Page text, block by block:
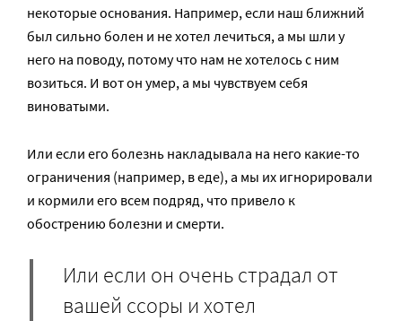
некоторые основания. Например, если наш ближний
был сильно болен и не хотел лечиться, а мы шли у
него на поводу, потому что нам не хотелось с ним
возиться. И вот он умер, а мы чувствуем себя
виноватыми.
Или если его болезнь накладывала на него какие-то
ограничения (например, в еде), а мы их игнорировали
и кормили его всем подряд, что привело к
обострению болезни и смерти.
Или если он очень страдал от
вашей ссоры и хотел